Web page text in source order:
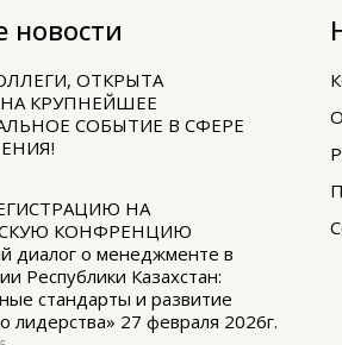
новости
ОТКРЫТА
КРУПНЕЙШЕЕ
СОБЫТИЕ В СФЕРЕ
НА
КОНФРЕНЦИЮ
диалог о менеджменте в
Республики Казахстан:
стандарты и развитие
лидерства» 27 февраля 2026г.